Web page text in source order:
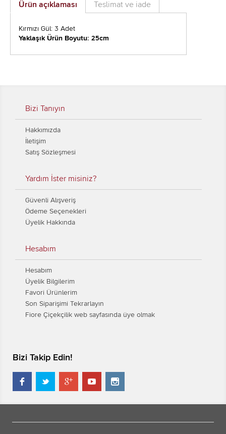
Ürün açıklaması Teslimat ve iade
Kırmızı Gül: 3 Adet
Yaklaşık Ürün Boyutu: 25cm
Bizi Tanıyın
Hakkımızda
İletişim
Satış Sözleşmesi
Yardım İster misiniz?
Güvenli Alışveriş
Ödeme Seçenekleri
Üyelik Hakkında
Hesabım
Hesabım
Üyelik Bilgilerim
Favori Ürünlerim
Son Siparişimi Tekrarlayın
Fiore Çiçekçilik web sayfasında üye olmak
Bizi Takip Edin!
    